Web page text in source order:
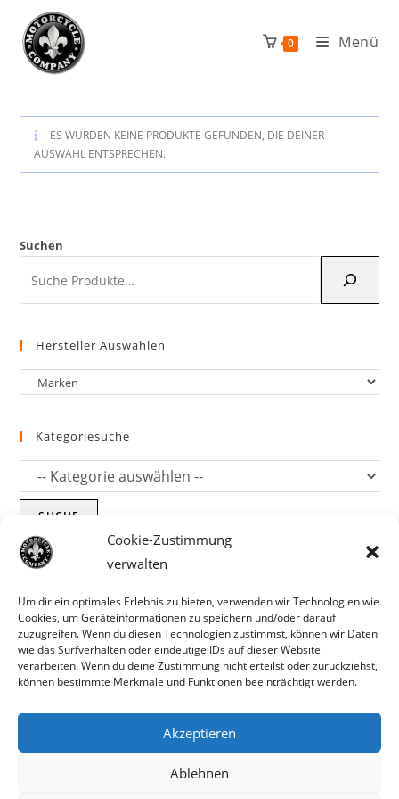
Cookie-Zustimmung
verwalten
Um dir ein optimales Erlebnis zu bieten, verwenden wir Technologien wie
Cookies, um Geräteinformationen zu speichern und/oder darauf
zuzugreifen. Wenn du diesen Technologien zustimmst, können wir Daten
wie das Surfverhalten oder eindeutige IDs auf dieser Website
verarbeiten. Wenn du deine Zustimmung nicht erteilst oder zurückziehst,
können bestimmte Merkmale und Funktionen beeinträchtigt werden.
Akzeptieren
Ablehnen
Parts für Harley Davidson, Indian und
Inhalt
springen
0 Menü
ES WURDEN KEINE PRODUKTE GEFUNDEN, DIE DEINER
AUSWAHL ENTSPRECHEN.
Suchen
Hersteller Auswählen
Kategoriesuche
SUCHE